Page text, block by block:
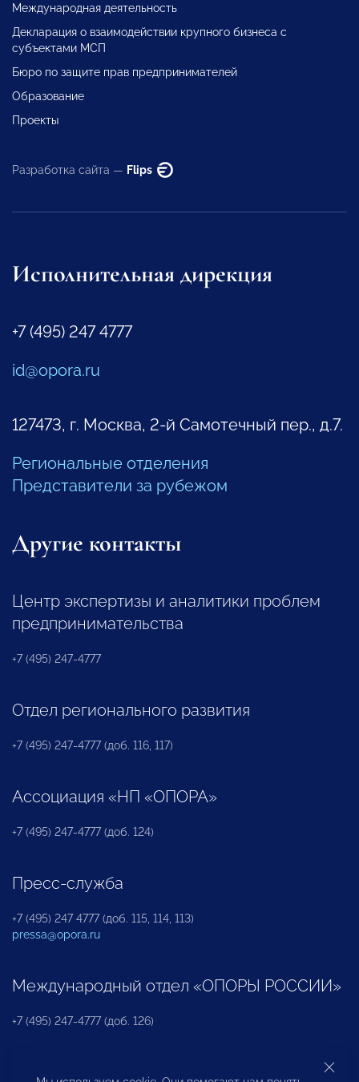
Международная деятельность
Декларация о взаимодействии крупного бизнеса с
субъектами МСП
Бюро по защите прав предпринимателей
Образование
Проекты
Разработка сайта — Flips
Исполнительная дирекция
+7 (495) 247 4777
id@opora.ru
127473, г. Москва, 2-й Самотечный пер., д.7.
Региональные отделения
Представители за рубежом
Другие контакты
Центр экспертизы и аналитики проблем
предпринимательства
+7 (495) 247-4777
Отдел регионального развития
+7 (495) 247-4777 (доб. 116, 117)
Ассоциация «НП «ОПОРА»
+7 (495) 247-4777 (доб. 124)
Пресс-служба
+7 (495) 247 4777 (доб. 115, 114, 113)
pressa@opora.ru
Международный отдел «ОПОРЫ РОССИИ»
+7 (495) 247-4777 (доб. 126)
Бюро по защите прав предпринимателей и